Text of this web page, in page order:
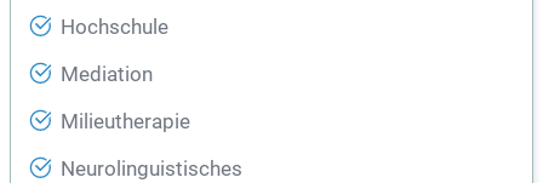
Hochschule
Mediation
Milieutherapie
Neurolinguistisches